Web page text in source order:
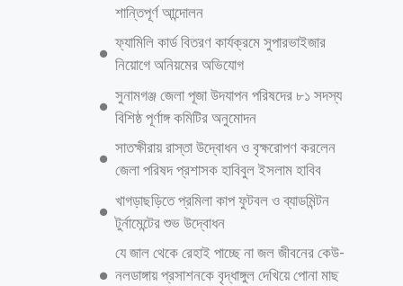
শান্তিপূর্ণ আন্দোলন
ফ্যামিলি কার্ড বিতরণ কার্যক্রমে সুপারভাইজার
নিয়োগে অনিয়মের অভিযোগ
সুনামগঞ্জ জেলা পূজা উদযাপন পরিষদের ৮১ সদস্য
বিশিষ্ঠ পূর্ণাঙ্গ কমিটির অনুমোদন
সাতক্ষীরায় রাস্তা উদ্বোধন ও বৃক্ষরোপণ করলেন
জেলা পরিষদ প্রশাসক হাবিবুল ইসলাম হাবিব
খাগড়াছড়িতে প্রমিলা কাপ ফুটবল ও ব্যাডমিন্টন
টুর্নামেন্টের শুভ উদ্বোধন
যে জাল থেকে রেহাই পাচ্ছে না জল জীবনের কেউ-
নলডাঙ্গায় প্রসাশনকে বৃদ্ধাঙ্গুল দেখিয়ে পোনা মাছ